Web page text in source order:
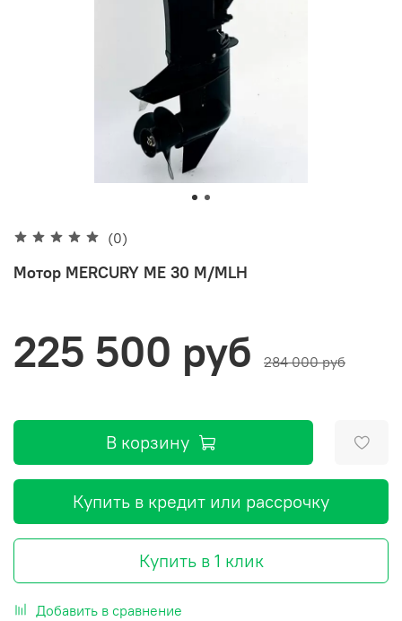
(0)
Мотор MERCURY ME 30 M/MLH
225 500 руб 284 000 руб
В корзину
Купить в кредит или рассрочку
Купить в 1 клик
Добавить в сравнение